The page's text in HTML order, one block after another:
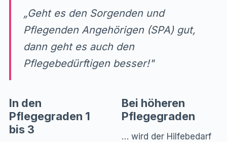
„Geht es den Sorgenden und
Pflegenden Angehörigen (SPA) gut,
dann geht es auch den
Pflegebedürftigen besser!"
In den
Pflegegraden 1
bis 3
Bei höheren
Pflegegraden
… wird der Hilfebedarf